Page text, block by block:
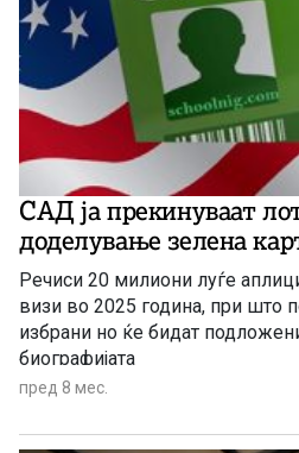
САД ја прекинуваат
доделување зелена
Речиси 20 милиони луѓе
визи во 2025 година, при што
избрани но ќе бидат
биографијата
пред 8 мес.